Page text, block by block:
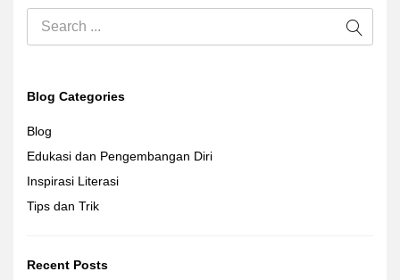
Blog Categories
Blog
Edukasi dan Pengembangan Diri
Inspirasi Literasi
Tips dan Trik
Recent Posts